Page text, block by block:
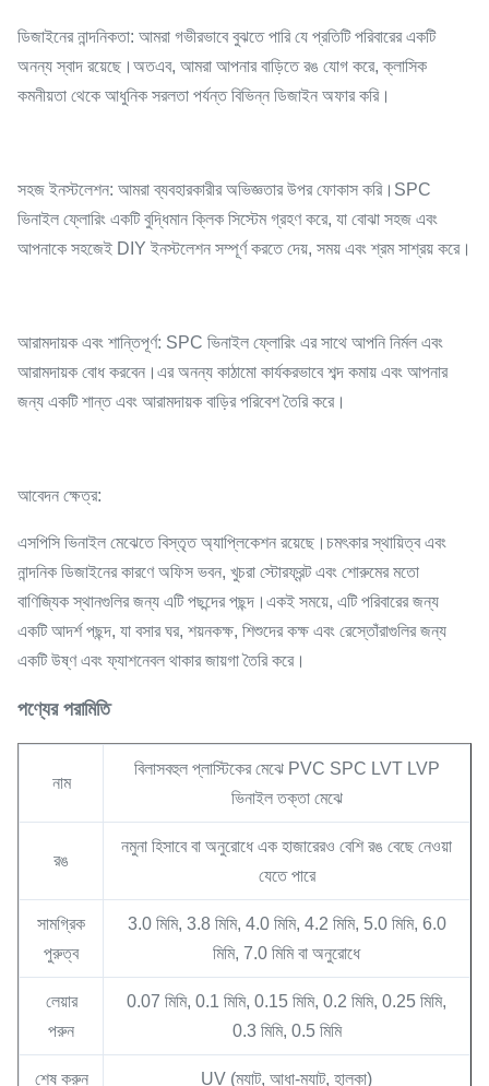
ডিজাইনের নান্দনিকতা: আমরা গভীরভাবে বুঝতে পারি যে প্রতিটি পরিবারের একটি
অনন্য স্বাদ রয়েছে।অতএব, আমরা আপনার বাড়িতে রঙ যোগ করে, ক্লাসিক
কমনীয়তা থেকে আধুনিক সরলতা পর্যন্ত বিভিন্ন ডিজাইন অফার করি।
সহজ ইনস্টলেশন: আমরা ব্যবহারকারীর অভিজ্ঞতার উপর ফোকাস করি।SPC
ভিনাইল ফ্লোরিং একটি বুদ্ধিমান ক্লিক সিস্টেম গ্রহণ করে, যা বোঝা সহজ এবং
আপনাকে সহজেই DIY ইনস্টলেশন সম্পূর্ণ করতে দেয়, সময় এবং শ্রম সাশ্রয় করে।
আরামদায়ক এবং শান্তিপূর্ণ: SPC ভিনাইল ফ্লোরিং এর সাথে আপনি নির্মল এবং
আরামদায়ক বোধ করবেন।এর অনন্য কাঠামো কার্যকরভাবে শব্দ কমায় এবং আপনার
জন্য একটি শান্ত এবং আরামদায়ক বাড়ির পরিবেশ তৈরি করে।
আবেদন ক্ষেত্র:
এসপিসি ভিনাইল মেঝেতে বিস্তৃত অ্যাপ্লিকেশন রয়েছে।চমৎকার স্থায়িত্ব এবং
নান্দনিক ডিজাইনের কারণে অফিস ভবন, খুচরা স্টোরফ্রন্ট এবং শোরুমের মতো
বাণিজ্যিক স্থানগুলির জন্য এটি পছন্দের পছন্দ।একই সময়ে, এটি পরিবারের জন্য
একটি আদর্শ পছন্দ, যা বসার ঘর, শয়নকক্ষ, শিশুদের কক্ষ এবং রেস্তোঁরাগুলির জন্য
একটি উষ্ণ এবং ফ্যাশনেবল থাকার জায়গা তৈরি করে।
পণ্যের পরামিতি
নাম
বিলাসবহুল প্লাস্টিকের মেঝে PVC SPC LVT LVP
ভিনাইল তক্তা মেঝে
রঙ
নমুনা হিসাবে বা অনুরোধে এক হাজারেরও বেশি রঙ বেছে নেওয়া
যেতে পারে
সামগ্রিক
পুরুত্ব
3.0 মিমি, 3.8 মিমি, 4.0 মিমি, 4.2 মিমি, 5.0 মিমি, 6.0
মিমি, 7.0 মিমি বা অনুরোধে
লেয়ার
পরুন
0.07 মিমি, 0.1 মিমি, 0.15 মিমি, 0.2 মিমি, 0.25 মিমি,
0.3 মিমি, 0.5 মিমি
শেষ করুন UV (ম্যাট, আধা-ম্যাট, হালকা)